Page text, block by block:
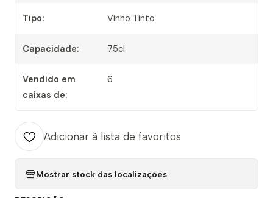
Tipo: Vinho Tinto
Capacidade: 75cl
Vendido em
caixas de:
6
Adicionar à lista de favoritos
Mostrar stock das localizações